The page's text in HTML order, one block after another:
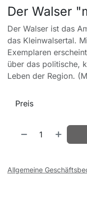
Der Walser
Der Walser ist das
das Kleinwalsertal.
Exemplaren
über das politische,
Leben der Region.
Preis
Allgemeine